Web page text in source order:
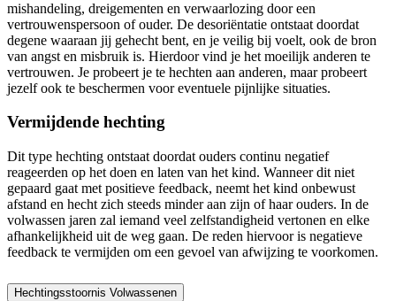
mishandeling, dreigementen en verwaarlozing door een
vertrouwenspersoon of ouder. De desoriëntatie ontstaat doordat
degene waaraan jij gehecht bent, en je veilig bij voelt, ook de bron
van angst en misbruik is. Hierdoor vind je het moeilijk anderen te
vertrouwen. Je probeert je te hechten aan anderen, maar probeert
jezelf ook te beschermen voor eventuele pijnlijke situaties.
Vermijdende hechting
Dit type hechting ontstaat doordat ouders continu negatief
reageerden op het doen en laten van het kind. Wanneer dit niet
gepaard gaat met positieve feedback, neemt het kind onbewust
afstand en hecht zich steeds minder aan zijn of haar ouders. In de
volwassen jaren zal iemand veel zelfstandigheid vertonen en elke
afhankelijkheid uit de weg gaan. De reden hiervoor is negatieve
feedback te vermijden om een gevoel van afwijzing te voorkomen.
Hechtingsstoornis Volwassenen